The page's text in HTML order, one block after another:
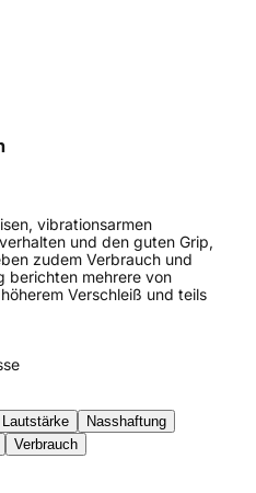
vibrationsarmen
und den guten Grip,
zudem Verbrauch und
berichten mehrere von
Verschleiß und teils
Lautstärke
Nasshaftung
Verbrauch